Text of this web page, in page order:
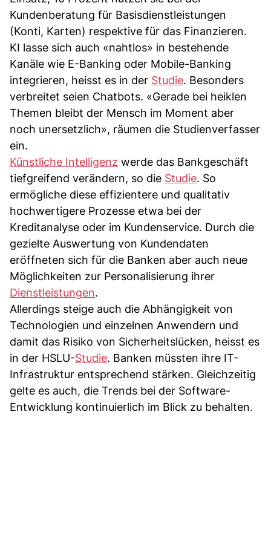
Kundenberatung für Basisdienstleistungen
(Konti, Karten) respektive für das Finanzieren.
KI lasse sich auch «nahtlos» in bestehende
Kanäle wie E-Banking oder Mobile-Banking
integrieren, heisst es in der Studie. Besonders
verbreitet seien Chatbots. «Gerade bei heiklen
Themen bleibt der Mensch im Moment aber
noch unersetzlich», räumen die Studienverfasser
ein.
Künstliche Intelligenz werde das Bankgeschäft
tiefgreifend verändern, so die Studie. So
ermögliche diese effizientere und qualitativ
hochwertigere Prozesse etwa bei der
Kreditanalyse oder im Kundenservice. Durch die
gezielte Auswertung von Kundendaten
eröffneten sich für die Banken aber auch neue
Möglichkeiten zur Personalisierung ihrer
Dienstleistungen.
Allerdings steige auch die Abhängigkeit von
Technologien und einzelnen Anwendern und
damit das Risiko von Sicherheitslücken, heisst es
in der HSLU-Studie. Banken müssten ihre IT-
Infrastruktur entsprechend stärken. Gleichzeitig
gelte es auch, die Trends bei der Software-
Entwicklung kontinuierlich im Blick zu behalten.